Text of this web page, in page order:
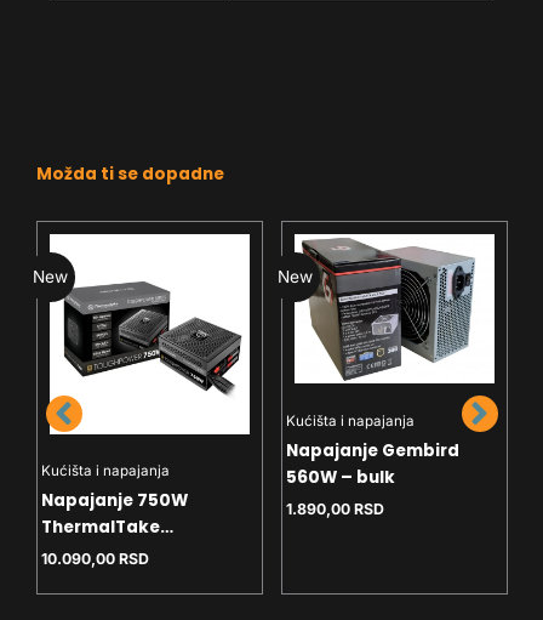
Možda ti se dopadne
New
Kućišta i napajanja
Napajanje 750W
ThermalTake
Toughpower GX3 SE 80+
10.090,00 RSD
New
Kućišta i napajanja
Napajanje Gembird
560W – bulk
1.890,00 RSD